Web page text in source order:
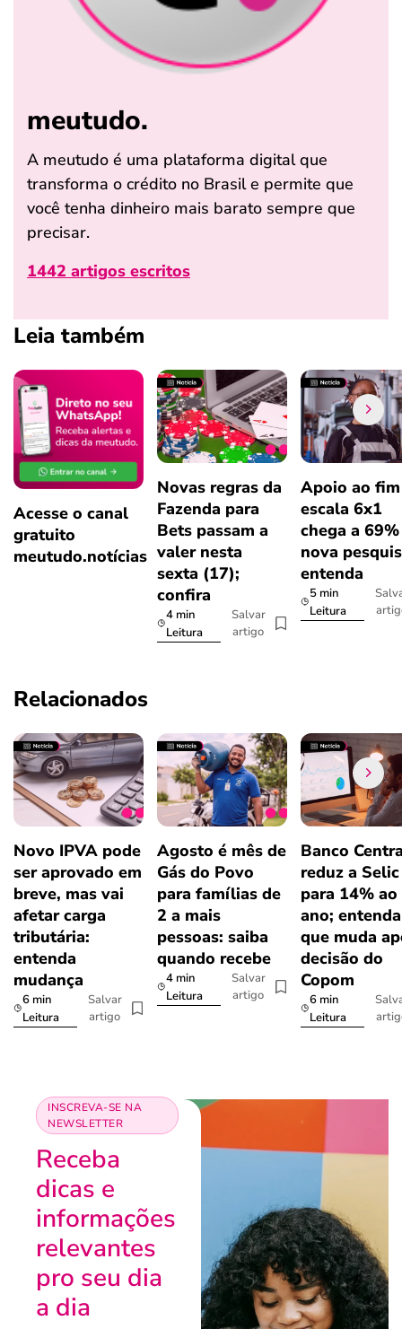
meutudo.
A meutudo é uma plataforma digital que
transforma o crédito no Brasil e permite que
você tenha dinheiro mais barato sempre que
precisar.
1442 artigos escritos
Leia também
Acesse o canal
gratuito
meutudo.notícias
Novas regras da
Fazenda para
Bets passam a
valer nesta
sexta (17);
confira
4 min
Leitura
Salvar
artigo
Apoio ao
escala 6x1
chega a
nova
entenda
5 min
Leitura
Relacionados
Novo IPVA pode
ser aprovado em
breve, mas vai
afetar carga
tributária:
entenda
mudança
6 min
Leitura
Salvar
artigo
Agosto é mês de
Gás do Povo
para famílias de
2 a mais
pessoas: saiba
quando recebe
4 min
Leitura
Salvar
artigo
Banco
reduz a Selic
para 14% ao
ano;
que muda
decisão do
Copom
6 min
Leitura
INSCREVA-SE NA
NEWSLETTER
Receba
dicas e
informações
relevantes
pro seu dia
a dia